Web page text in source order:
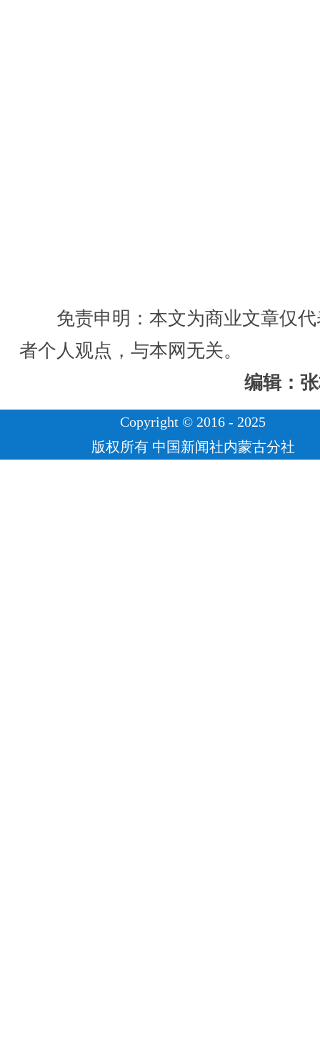
免责申明：本文为商业文章仅代
者个人观点，与本网无关。
编辑：
Copyright © 2016 - 2025
版权所有 中国新闻社内蒙古分社